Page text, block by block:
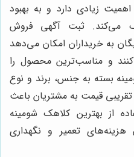
زیادی دارد و به بهبود
می‌کند. ثبت آگهی فروش
به خریداران امکان می‌دهد
و مناسب‌ترین محصول را
بسته به جنس، برند و نوع
قیمت به مشتریان باعث
از بهترین کلاهک شومینه
تعمیر و نگهداری